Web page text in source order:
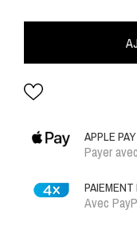
APPLE PAY
Payer
Avec